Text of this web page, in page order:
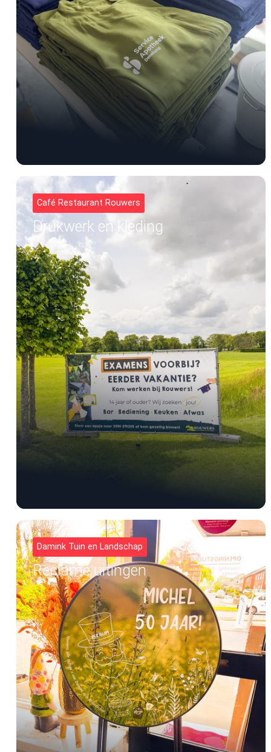
Café Restaurant Rouwers
Drukwerk en kleding
Damink Tuin en Landschap
Reclame uitingen